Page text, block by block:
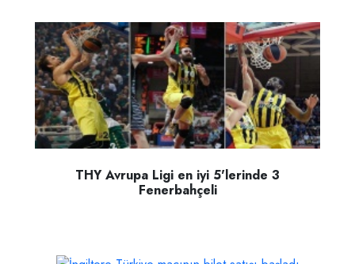
THY Avrupa Ligi en iyi 5'lerinde 3
Fenerbahçeli